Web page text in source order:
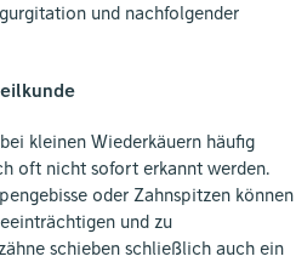
und nachfolgender
kleinen Wiederkäuern häufig
oft nicht sofort erkannt werden.
oder Zahnspitzen können
und zu
schieben schließlich auch ein